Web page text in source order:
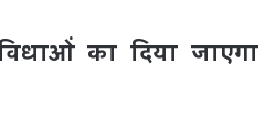
का दिया जाएगा